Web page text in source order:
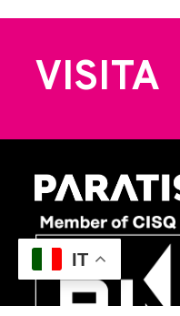
VISITA
IT